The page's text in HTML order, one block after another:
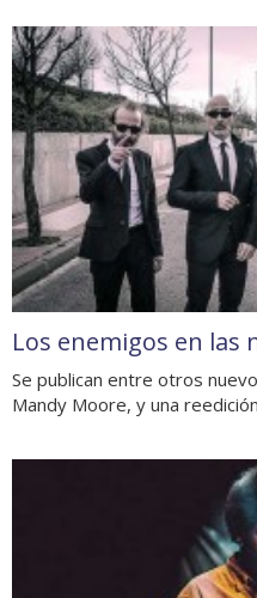
Los enemigos en las
Se publican entre otros
Mandy Moore, y una